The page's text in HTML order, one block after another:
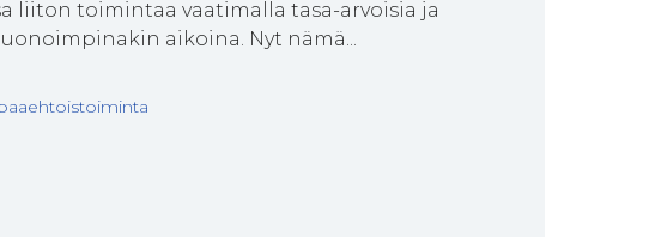
liiton toimintaa vaatimalla tasa-arvoisia ja
aikoina. Nyt nämä...